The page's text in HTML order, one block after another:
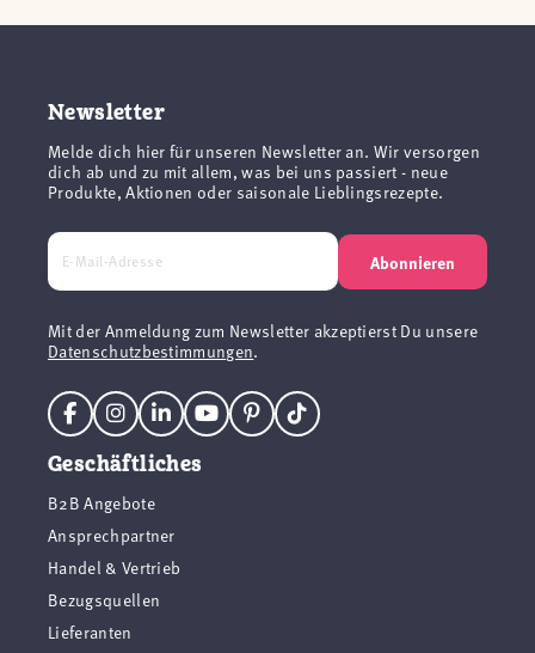
Newsletter
Melde dich hier für unseren Newsletter an. Wir versorgen
dich ab und zu mit allem, was bei uns passiert - neue
Produkte, Aktionen oder saisonale Lieblingsrezepte.
Abonnieren
Mit der Anmeldung zum Newsletter akzeptierst Du unsere
Datenschutzbestimmungen.
Geschäftliches
B2B Angebote
Ansprechpartner
Handel & Vertrieb
Bezugsquellen
Lieferanten